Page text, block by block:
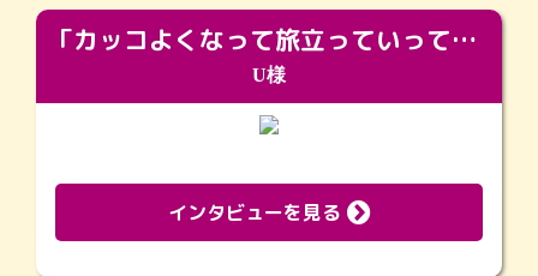
「カッコよくなって旅立っていってくれました（笑）もっとカッコいいって言ってあげればよかったな」
U様
インタビューを見る